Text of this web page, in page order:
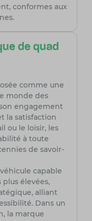
conformes aux
de quad
comme une
monde des
engagement
la satisfaction
ou le loisir, les
à toute
de savoir-
capable
élevées,
alliant
Dans un
la marque